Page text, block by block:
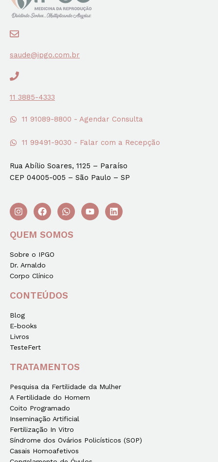
saude@ipgo.com.br
11 3885-4333
11 91089-8800 - Agendar Consulta
11 99491-9030 - Falar com a Recepção
Rua Abílio Soares, 1125 – Paraíso
CEP 04005-005 – São Paulo – SP
QUEM SOMOS
Sobre o IPGO
Dr. Arnaldo
Corpo Clínico
CONTEÚDOS
Blog
E-books
Livros
TesteFert
TRATAMENTOS
Pesquisa da Fertilidade da Mulher
A Fertilidade do Homem
Coito Programado
Inseminação Artificial
Fertilização In Vitro
Síndrome dos Ovários Policísticos (SOP)
Casais Homoafetivos